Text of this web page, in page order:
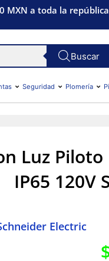
MXN a toda la
Seguridad Plomería
Luz Piloto
IP65 120V
Electric